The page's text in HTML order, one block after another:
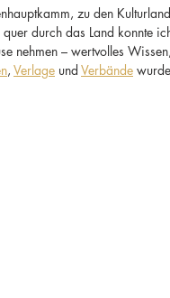
zu den
durch das Land konnte
nehmen – wertvolles
, Verlage und Verbände